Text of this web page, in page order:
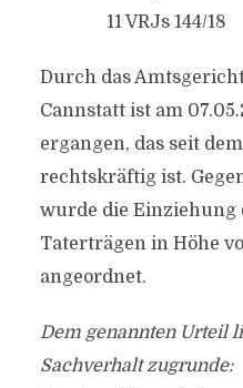
11 VRJs 144/18
Durch das
Cannstatt ist am
ergangen, das seit
rechtskräftig ist.
wurde die Einziehung
Taterträgen in Höhe
angeordnet.
Dem genannten Urteil
Sachverhalt zugrunde: